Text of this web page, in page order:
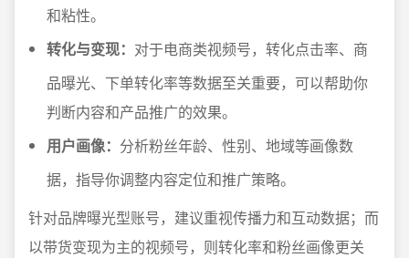
和粘性。
转化与变现： 对于电商类视频号，转化点击率、商
品曝光、下单转化率等数据至关重要，可以帮助你
判断内容和产品推广的效果。
用户画像： 分析粉丝年龄、性别、地域等画像数
据，指导你调整内容定位和推广策略。
针对品牌曝光型账号，建议重视传播力和互动数据；而
以带货变现为主的视频号，则转化率和粉丝画像更关